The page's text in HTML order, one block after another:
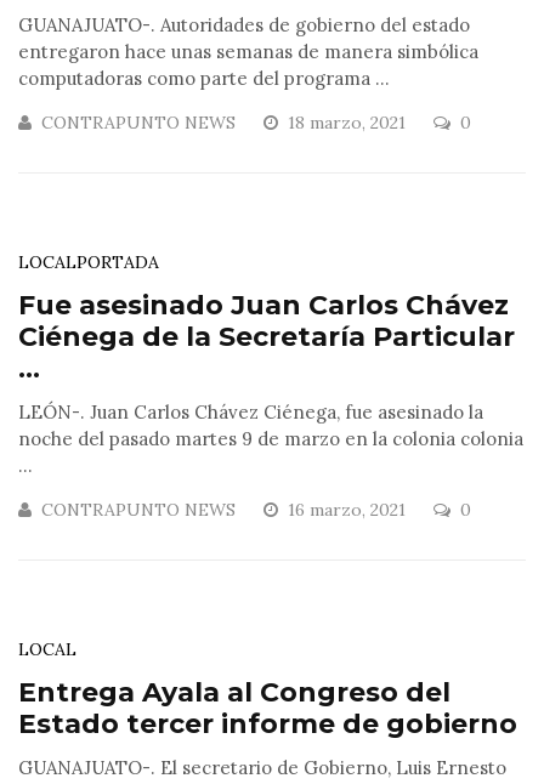
GUANAJUATO-. Autoridades de gobierno del estado
entregaron hace unas semanas de manera simbólica
computadoras como parte del programa ...
CONTRAPUNTO NEWS 18 marzo, 2021 0
LOCALPORTADA
Fue asesinado Juan Carlos Chávez
Ciénega de la Secretaría Particular
...
LEÓN-. Juan Carlos Chávez Ciénega, fue asesinado la
noche del pasado martes 9 de marzo en la colonia colonia
...
CONTRAPUNTO NEWS 16 marzo, 2021 0
LOCAL
Entrega Ayala al Congreso del
Estado tercer informe de gobierno
GUANAJUATO-. El secretario de Gobierno, Luis Ernesto